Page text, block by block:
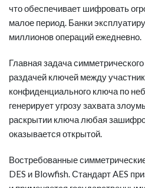
что обеспечивает шифровать
малое период. Банки
миллионов операций ежедневно.
Главная задача
раздачей ключей между
конфиденциального ключа по
генерирует угрозу захвата
раскрытии ключа любая
оказывается открытой.
Востребованные
DES и Blowfish. Стандарт AES